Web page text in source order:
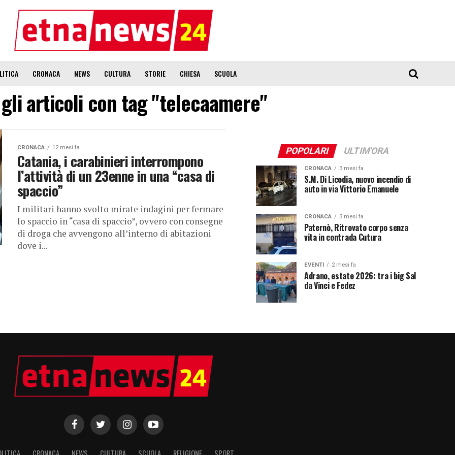
CRONACA NEWS CULTURA STORIE CHIESA SCUOLA
articoli con tag "telecaamere"
CRONACA 12 mesi fa
Catania, i carabinieri interrompono
l’attività di un 23enne in una “casa di
spaccio”
I militari hanno svolto mirate indagini per fermare
lo spaccio in “casa di spaccio”, ovvero con consegne
di droga che avvengono all’interno di abitazioni
dove i...
POPOLARI ULTIM'ORA
CRONACA 3 mesi fa
S.M. Di Licodia, nuovo incendio di
auto in via Vittorio Emanuele
CRONACA 3 mesi fa
Paternò, Ritrovato corpo senza
vita in contrada Cutura
EVENTI 2 mesi fa
Adrano, estate 2026: tra i big Sal
da Vinci e Fedez